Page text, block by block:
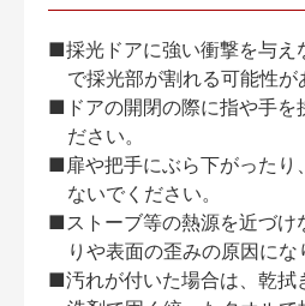
■採光ドアに強い衝撃を与え
で採光部が割れる可能性が
■ドアの開閉の際に指や手を
ださい。
■扉や把手にぶら下がったり
ないでください。
■ストーブ等の熱源を近づけ
りや表面の歪みの原因にな
■汚れが付いた場合は、乾拭